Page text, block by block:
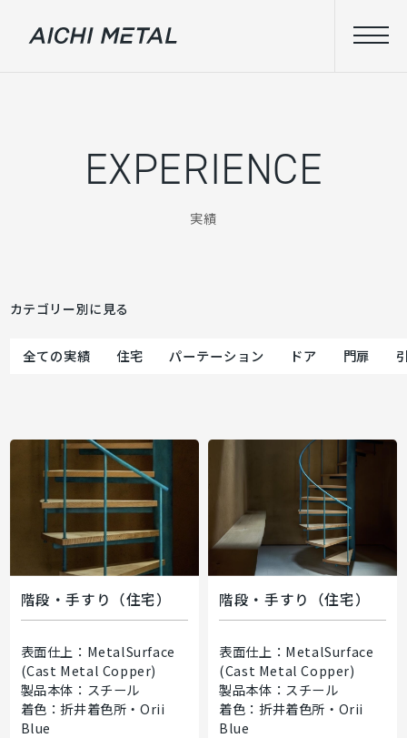
EXPERIENCE
実績
カテゴリー別に見る
全ての実績 住宅 パーテーション ドア 門扉
階段・手すり（住宅）
表面仕上：MetalSurface
(Cast Metal Copper)
製品本体：スチール
着色：折井着色所・Orii
Blue
階段・手すり（住宅）
表面仕上：MetalSurface
(Cast Metal Copper)
製品本体：スチール
着色：折井着色所・Orii
Blue